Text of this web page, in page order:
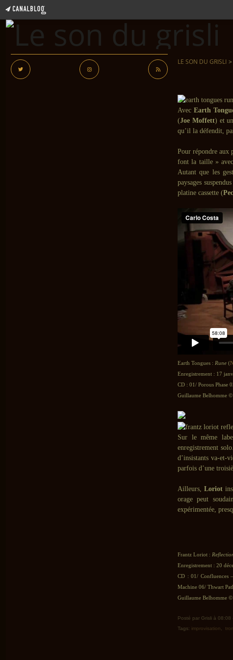
LE SON DU GRISLI >
AvecEarth
(Joe Moffett) et
qu’il la défendit,
Pour répondre aux
font la taille »
Autant que les
paysages
platine cassette (
Earth Tongues : Rune (
Enregistrement : 17
CD : 01/ Porous Phase
Guillaume Belhomme
Sur le même
enregistrement
d’insistants va-et-
parfois d’une
Ailleurs, Loriot
orage peut
expérimentée,
Frantz Loriot :
Enregistrement : 20
CD : 01/ Confluences
Machine 06/ Thwart
Guillaume Belhomme
Posté par Grisli à 08:08
Tags: improvisation